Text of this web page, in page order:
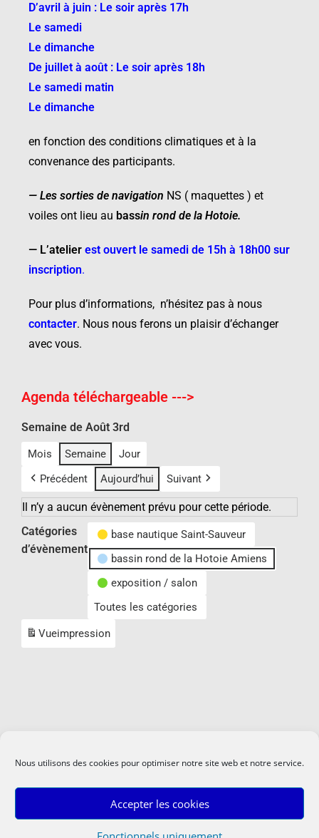
Nous utilisons des cookies pour optimiser notre site web et notre service.
Accepter les cookies
D’avril à juin : Le soir après 17h
Le samedi
Le dimanche
De juillet à août : Le soir après 18h
Le samedi matin
Le dimanche
en fonction des conditions climatiques et à la
convenance des participants.
— Les sorties de navigation NS ( maquettes ) et
voiles ont lieu au bassin rond de la Hotoie.
— L’atelier est ouvert le samedi de 15h à 18h00 sur
inscription.
Pour plus d’informations, n’hésitez pas à nous
contacter. Nous nous ferons un plaisir d’échanger
avec vous.
Agenda téléchargeable --->
Semaine de Août 3rd
Mois Semaine
Jour
Précédent
Aujourd’hui Suivant
Il n’y a aucun évènement prévu pour cette période.
Catégories
d’évènement
base nautique Saint-Sauveur
bassin rond de la Hotoie Amiens
exposition / salon
Toutes les catégories
Vueimpression